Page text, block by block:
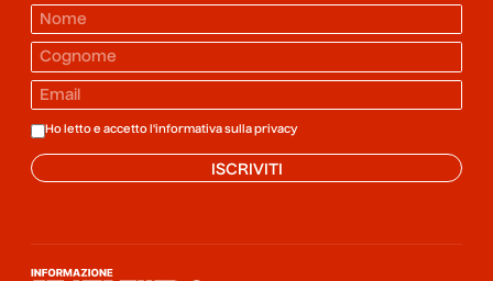
Ho letto e accetto l'informativa sulla privacy
ISCRIVITI